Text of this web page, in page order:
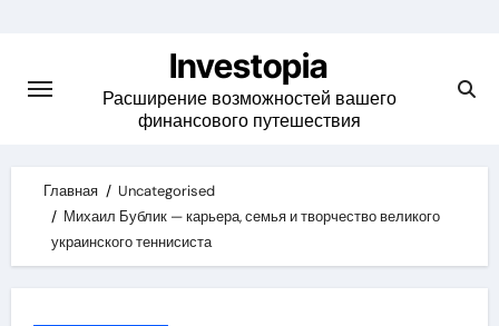
content
Investopia
Расширение возможностей вашего
финансового путешествия
Главная
Uncategorised
Михаил Бублик — карьера, семья и творчество великого
украинского теннисиста